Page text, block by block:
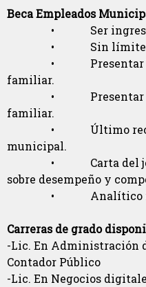
Beca Empleados
• Ser ingresante
• Sin límite de
• Presentar DNI
familiar.
• Presentar
familiar.
• Último recibo
municipal.
• Carta del jefe
sobre desempeño y
• Analítico final
Carreras de grado
-Lic. En Administración
Contador Público
-Lic. En Negocios